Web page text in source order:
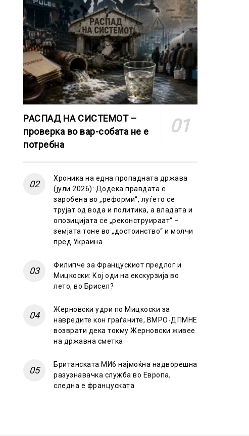
РАСПАД НА СИСТЕМОТ –
проверка во вар-собата не е
потребна
Хроника на една пропадната држава
(јули 2026): Додека правдата е
заробена во „реформи“, луѓето се
трујат од вода и политика, а владата и
опозицијата се „реконструираат“ –
земјата тоне во „достоинство“ и молчи
пред Украина
Филипче за Францускиот предлог и
Мицкоски: Кој оди на екскурзија во
лето, во Брисел?
Жерновски удри по Мицкоски за
навредите кон граѓаните, ВМРО-ДПМНЕ
возврати дека токму Жерновски живее
на државна сметка
Британската МИ6 најмоќна надворешна
разузнавачка служба во Европа,
следна е француската